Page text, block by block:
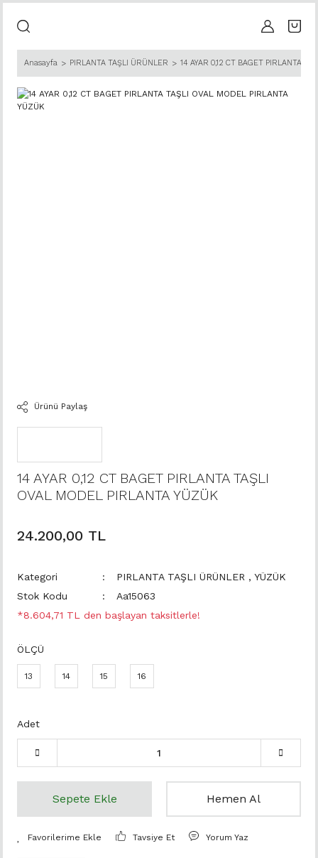
Anasayfa PIRLANTA TAŞLI ÜRÜNLER 14 AYAR 0,12 CT BAGET PIRLANTA
Ürünü Paylaş
14 AYAR 0,12 CT BAGET PIRLANTA TAŞLI
OVAL MODEL PIRLANTA YÜZÜK
24.200,00 TL
Kategori PIRLANTA TAŞLI ÜRÜNLER , YÜZÜK
Stok Kodu
Aa15063
*8.604,71 TL den başlayan taksitlerle!
ÖLÇÜ
13 14 15 16
Adet
Sepete Ekle Hemen Al
Tavsiye Et Yorum Yaz